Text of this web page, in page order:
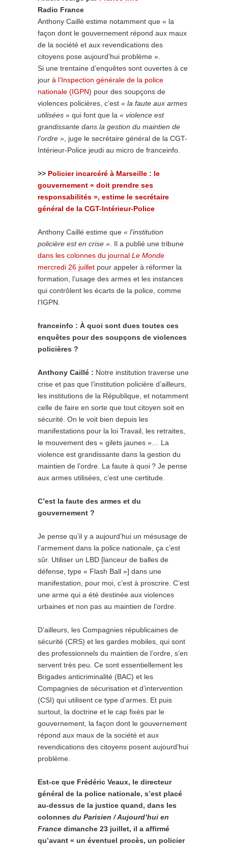
Radio France
Anthony Caillé estime notamment que « la
façon dont le gouvernement répond aux maux
de la société et aux revendications des
citoyens pose aujourd’hui problème ».
Si une trentaine d’enquêtes sont ouvertes à ce
jour à l’Inspection générale de la police
nationale (IGPN) pour des soupçons de
violences policières, c’est « la faute aux armes
utilisées » qui font que la « violence est
grandissante dans la gestion du maintien de
l’ordre » , juge le secrétaire général de la CGT-
Intérieur-Police jeudi au micro de franceinfo.
>> Policier incarcéré à Marseille : le
gouvernement « doit prendre ses
responsabilités », estime le secrétaire
général de la CGT-Intérieur-Police
Anthony Caillé estime que « l’institution
policière est en crise » . Il a publié une tribune
dans les colonnes du journal Le Monde
mercredi 26 juillet pour appeler à réformer la
formation, l’usage des armes et les instances
qui contrôlent les écarts de la police, comme
l’IGPN.
franceinfo : À quoi sont dues toutes ces
enquêtes pour des soupçons de violences
policières ?
Anthony Caillé : Notre institution traverse une
crise et pas que l’institution policière d’ailleurs,
les institutions de la République, et notamment
celle de faire en sorte que tout citoyen soit en
sécurité. On le voit bien depuis les
manifestations pour la loi Travail, les retraites,
le mouvement des « gilets jaunes »… La
violence est grandissante dans la gestion du
maintien de l’ordre. La faute à quoi ? Je pense
aux armes utilisées, c’est une certitude.
C’est la faute des armes et du
gouvernement ?
Je pense qu’il y a aujourd’hui un mésusage de
l’armement dans la police nationale, ça c’est
sûr. Utiliser un LBD [lanceur de balles de
défense, type « Flash Ball »] dans une
manifestation, pour moi, c’est à proscrire. C’est
une arme qui a été destinée aux violences
urbaines et non pas au maintien de l’ordre.
D’ailleurs, les Compagnies républicaines de
sécurité (CRS) et les gardes mobiles, qui sont
des professionnels du maintien de l’ordre, s’en
servent très peu. Ce sont essentiellement les
Brigades anticriminalité (BAC) et les
Compagnies de sécurisation et d’intervention
(CSI) qui utilisent ce type d’armes. Et puis
surtout, la doctrine et le cap fixés par le
gouvernement, la façon dont le gouvernement
répond aux maux de la société et aux
revendications des citoyens posent aujourd’hui
problème.
Est-ce que Frédéric Veaux, le directeur
général de la police nationale, s’est placé
au-dessus de la justice quand, dans les
colonnes du Parisien / Aujourd’hui en
France dimanche 23 juillet, il a affirmé
qu’avant « un éventuel procès, un policier